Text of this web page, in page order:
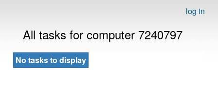
log in
All tasks for computer 7240797
No tasks to display